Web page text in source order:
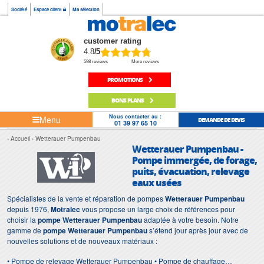
Société Espace client Ma sélection
customer rating
4.8/5
598 reviews More reviews
PROMOTIONS
BONS PLANS
Menu Nous contacter au :
01 39 97 65 10 DEMANDE DE DEVIS
Accueil Wetterauer Pumpenbau
Wetterauer Pumpenbau -
Pompe immergée, de forage,
puits, évacuation, relevage
eaux usées
Spécialistes de la vente et réparation de pompesWetterauer Pumpenbau
depuis 1976, Motralecvous propose un large choix de références pour
choisir la pompe Wetterauer Pumpenbauadaptée à votre besoin. Notre
gamme depompe Wetterauer Pumpenbaus’étend jour après jour avec de
nouvelles solutions et de nouveaux matériaux :
• Pompe de relevage Wetterauer Pumpenbau • Pompe de chauffage